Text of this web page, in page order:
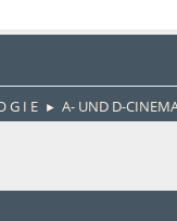
G I E ► A- UND D-